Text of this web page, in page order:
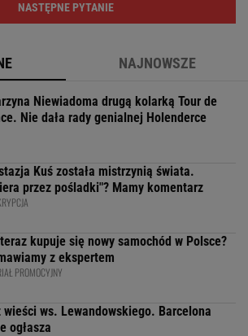
NASTĘPNE PYTANIE
NAJNOWSZE
Niewiadoma drugą kolarką Tour de
Nie dała rady genialnej Holenderce
Kuś została mistrzynią świata.
przez pośladki"? Mamy komentarz
kupuje się nowy samochód w Polsce?
z ekspertem
PROMOCYJNY
wieści ws. Lewandowskiego. Barcelona
ogłasza